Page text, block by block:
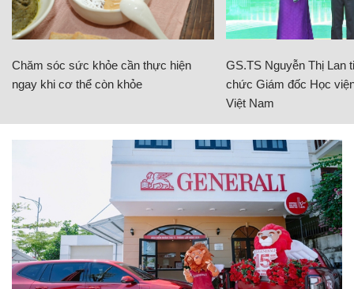
Chăm sóc sức khỏe cần thực hiện
ngay khi cơ thể còn khỏe
GS.TS Nguyễn Thị Lan
chức Giám đốc Học
Việt Nam